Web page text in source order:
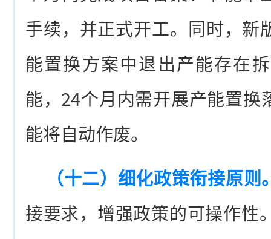
手续，并正式开工。同时，新
能置换方案中退出产能存在
能，24个月内需开展产能置换
能将自动作废。
（十二）细化政策衔接原则
接要求，增强政策的可操作性